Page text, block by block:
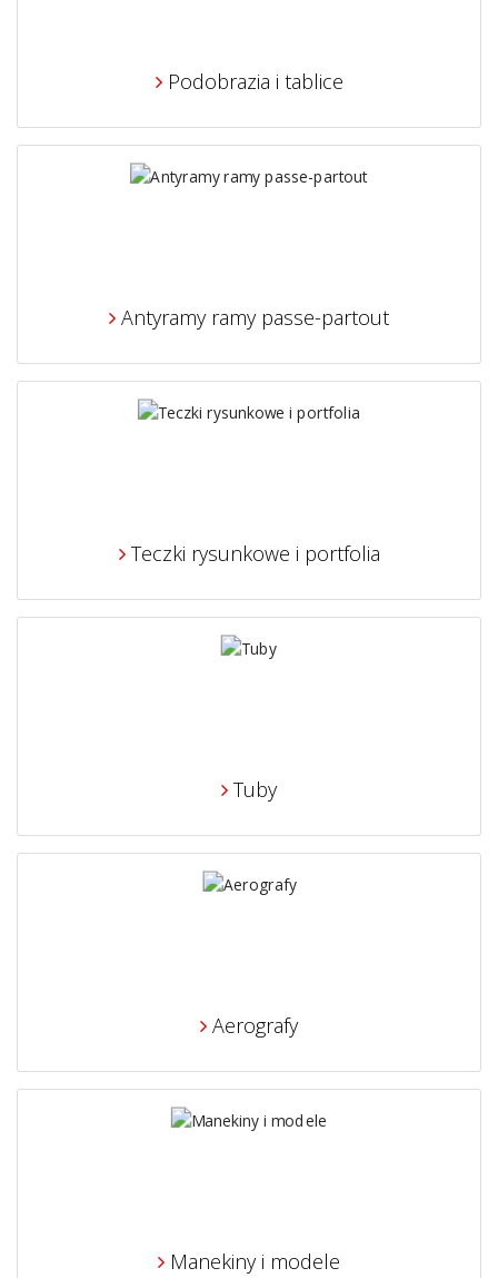
Podobrazia i tablice
Antyramy ramy passe-partout
Teczki rysunkowe i portfolia
Tuby
Aerografy
Manekiny i modele